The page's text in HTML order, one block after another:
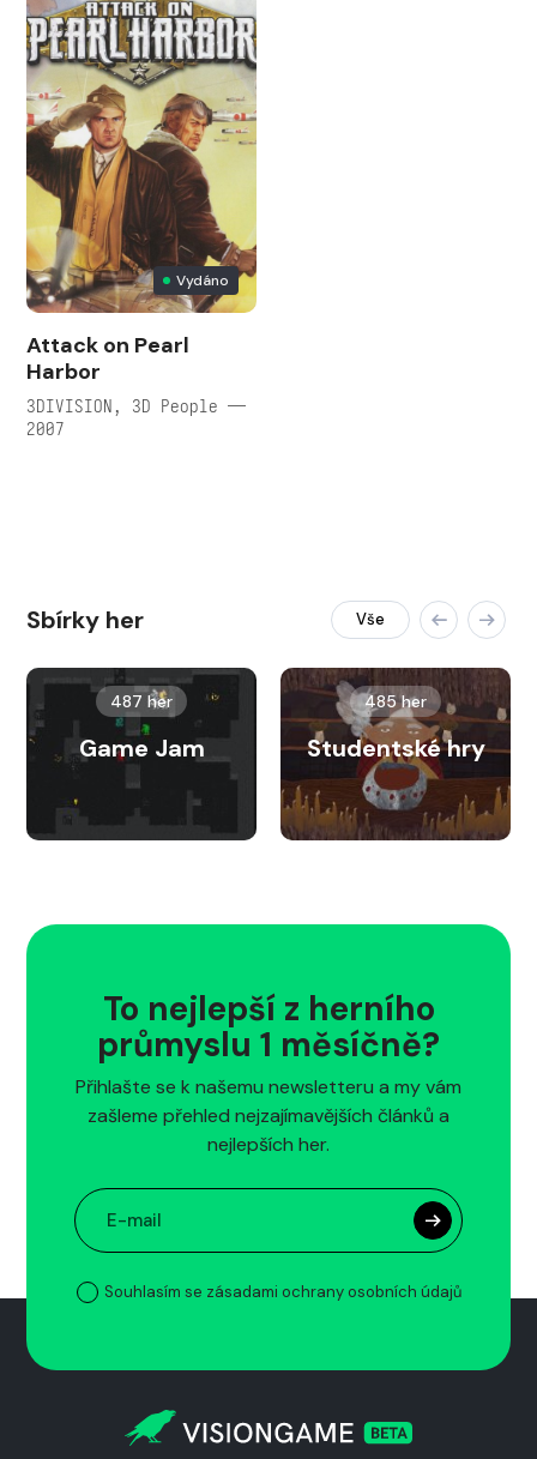
Vydáno
Attack on Pearl
Harbor
3DIVISION, 3D People —
2007
Sbírky her Vše
487 her
Game Jam
485 her
Studentské hry
To nejlepší z herního
průmyslu 1 měsíčně?
Přihlašte se k našemu newsletteru a my vám
zašleme přehled nejzajímavějších článků a
nejlepších her.
Souhlasím se zásadami ochrany osobních údajů